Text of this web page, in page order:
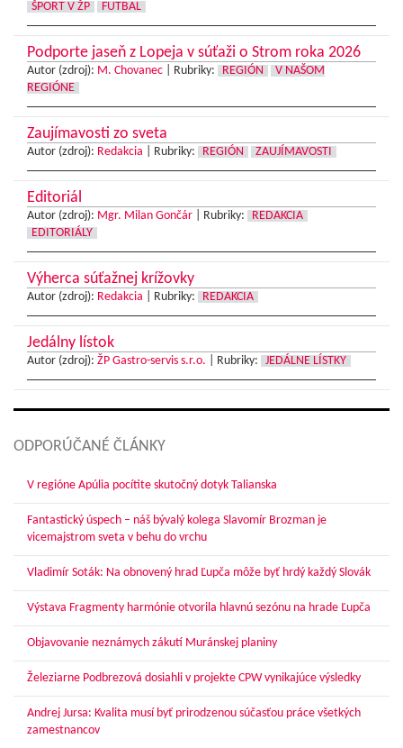
ŠPORT V ŽP FUTBAL
Podporte jaseň z Lopeja v súťaži o Strom roka 2026
Autor (zdroj): M. Chovanec Rubriky: REGIÓN
V NAŠOM
REGIÓNE
Zaujímavosti zo sveta
Autor (zdroj): Redakcia Rubriky: REGIÓN ZAUJÍMAVOSTI
Editoriál
Autor (zdroj): Mgr. Milan Gončár Rubriky:
REDAKCIA
EDITORIÁLY
Výherca súťažnej krížovky
Autor (zdroj): Redakcia Rubriky: REDAKCIA
Jedálny lístok
Autor (zdroj): ŽP Gastro-servis s.r.o. Rubriky: JEDÁLNE LÍSTKY
ODPORÚČANÉ ČLÁNKY
V regióne Apúlia pocítite skutočný dotyk Talianska
Fantastický úspech – náš bývalý kolega Slavomír Brozman je
vicemajstrom sveta v behu do vrchu
Vladimír Soták: Na obnovený hrad Ľupča môže byť hrdý každý Slovák
Výstava Fragmenty harmónie otvorila hlavnú sezónu na hrade Ľupča
Objavovanie neznámych zákutí Muránskej planiny
Železiarne Podbrezová dosiahli v projekte CPW vynikajúce výsledky
Andrej Jursa: Kvalita musí byť prirodzenou súčasťou práce všetkých
zamestnancov